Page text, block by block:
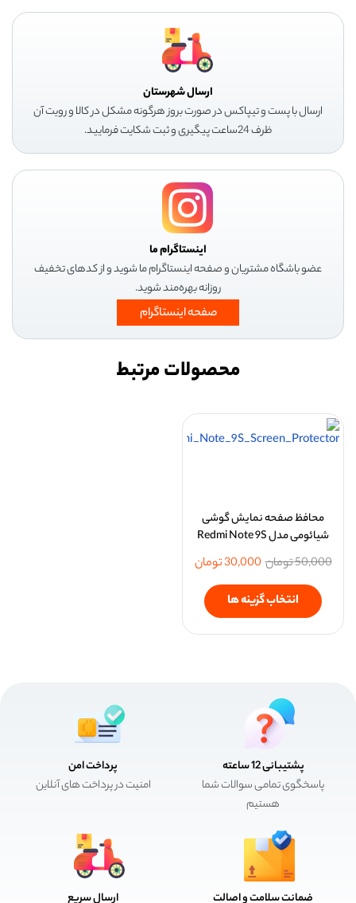
ارسال شهرستان
ارسال با پست و تیپاکس در صورت بروز هرگونه مشکل در کالا و رویت آن
ظرف 24ساعت پیگیری و ثبت شکایت فرمایید.
اینستاگرام ما
عضو باشگاه مشتریان و صفحه اینستاگرام ما شوید و از کدهای تخفیف
روزانه بهره‌مند شوید.
صفحه اینستاگرام
محصولات مرتبط
محافظ صفحه نمایش گوشی
شیائومی مدل Redmi Note 9S
50,000تومان 30,000تومان
انتخاب گزینه ها
پشتیبانی 12 ساعته
پاسخگوی تمامی سوالات شما
هستیم
پرداخت امن
امنیت در پرداخت های آنلاین
ضمانت سلامت و اصالت
ارسال سریع